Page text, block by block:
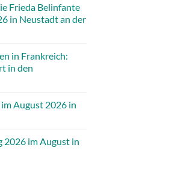
Frieda Belinfante
in Neustadt an der
in Frankreich:
in den
August 2026 in
im August in